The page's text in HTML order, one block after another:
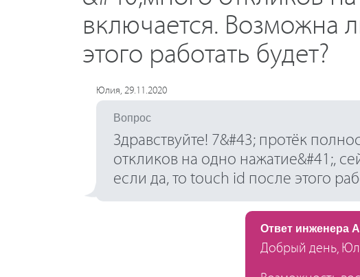
включается. Возможна
этого работать будет?
Юлия, 29.11.2020
Вопрос
Здравствуйте! 7&#43; протёк
откликов на одно нажатие&#41;,
если да, то touсh id после этого
Ответ инженера
Добрый день,